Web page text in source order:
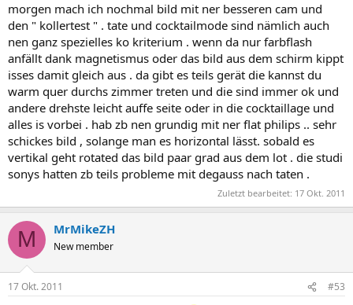
morgen mach ich nochmal bild mit ner besseren cam und
den " kollertest " . tate und cocktailmode sind nämlich auch
nen ganz spezielles ko kriterium . wenn da nur farbflash
anfällt dank magnetismus oder das bild aus dem schirm kippt
isses damit gleich aus . da gibt es teils gerät die kannst du
warm quer durchs zimmer treten und die sind immer ok und
andere drehste leicht auffe seite oder in die cocktaillage und
alles is vorbei . hab zb nen grundig mit ner flat philips .. sehr
schickes bild , solange man es horizontal lässt. sobald es
vertikal geht rotated das bild paar grad aus dem lot . die studi
sonys hatten zb teils probleme mit degauss nach taten .
Zuletzt bearbeitet: 17 Okt. 2011
M MrMikeZH
New member
17 Okt. 2011 #53